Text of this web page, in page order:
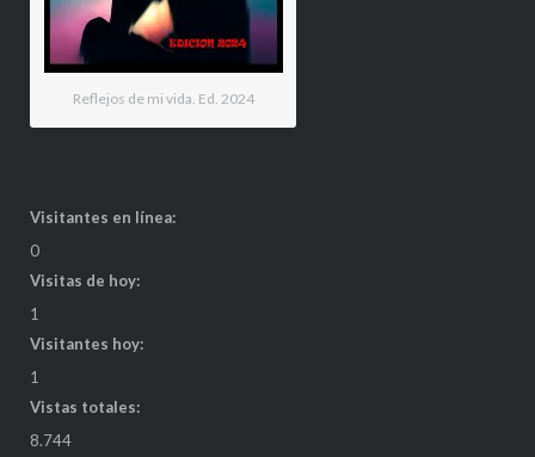
Reflejos de mi vida. Ed. 2024
Visitantes en línea:
0
Visitas de hoy:
1
Visitantes hoy:
1
Vistas totales:
8.744